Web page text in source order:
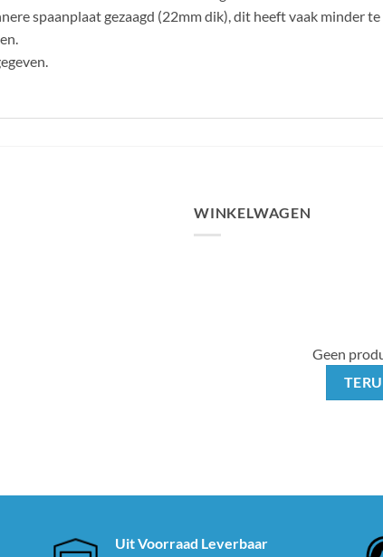
spaanplaat gezaagd (22mm dik), dit heeft vaak minder
WINKELWAGEN
Geen
Uit Voorraad Leverbaar